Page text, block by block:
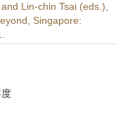
Lin-chin Tsai (eds.),
Singapore: